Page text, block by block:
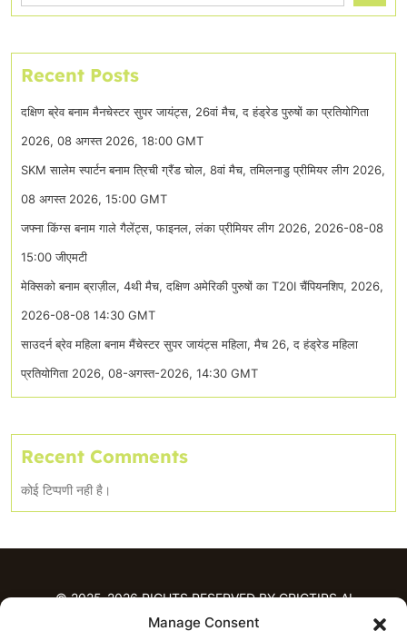
Manage Consent
Recent Posts
दक्षिण ब्रेव बनाम मैनचेस्टर सुपर जायंट्स, 26वां मैच, द हंड्रेड पुरुषों का प्रतियोगिता
2026, 08 अगस्त 2026, 18:00 GMT
SKM सालेम स्पार्टन बनाम त्रिची ग्रैंड चोल, 8वां मैच, तमिलनाडु प्रीमियर लीग 2026,
08 अगस्त 2026, 15:00 GMT
जफ्ना किंग्स बनाम गाले गैलेंट्स, फाइनल, लंका प्रीमियर लीग 2026, 2026-08-08
15:00 जीएमटी
मेक्सिको बनाम ब्राज़ील, 4थी मैच, दक्षिण अमेरिकी पुरुषों का T20I चैंपियनशिप, 2026,
2026-08-08 14:30 GMT
साउदर्न ब्रेव महिला बनाम मैंचेस्टर सुपर जायंट्स महिला, मैच 26, द हंड्रेड महिला
प्रतियोगिता 2026, 08-अगस्त-2026, 14:30 GMT
Recent Comments
कोई टिप्पणी नही है।
© 2025-2026 RIGHTS RESERVED BY CRICTIPS.AI